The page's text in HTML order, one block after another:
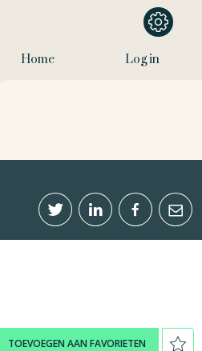
Home Log in
TOEVOEGEN AAN FAVORIETEN